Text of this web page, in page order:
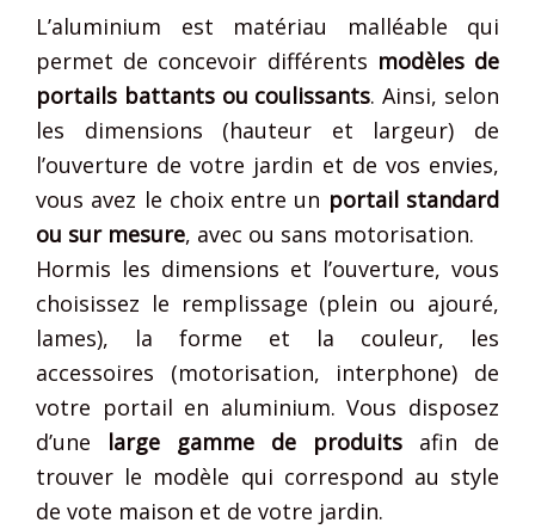
L’aluminium est matériau malléable qui
permet de concevoir différents modèles de
portails battants ou coulissants. Ainsi, selon
les dimensions (hauteur et largeur) de
l’ouverture de votre jardin et de vos envies,
vous avez le choix entre un portail standard
ou sur mesure, avec ou sans motorisation.
Hormis les dimensions et l’ouverture, vous
choisissez le remplissage (plein ou ajouré,
lames), la forme et la couleur, les
accessoires (motorisation, interphone) de
votre portail en aluminium. Vous disposez
d’une large gamme de produits afin de
trouver le modèle qui correspond au style
de vote maison et de votre jardin.